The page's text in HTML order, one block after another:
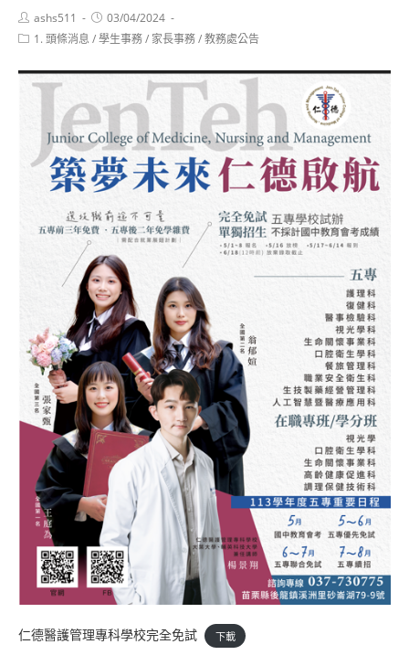
Post
author:
ashs511
Post
published:
03/04/2024
Post1. 頭條消息 /學生事務/ 家長事務/教務處公告
仁德醫護管理專科學校完全免試 下載